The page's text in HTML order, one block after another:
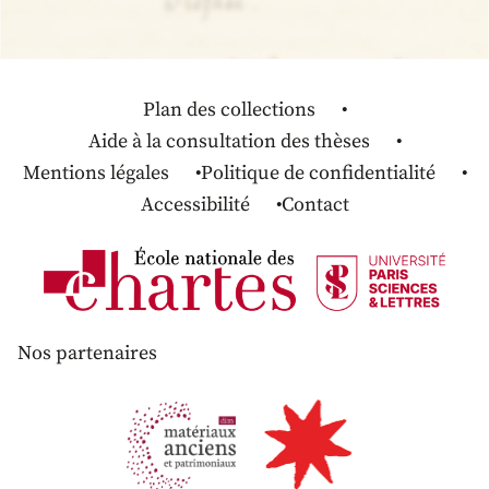
Plan des collections
Aide à la consultation des thèses
Mentions légales
Politique de confidentialité
Accessibilité
Contact
Nos partenaires